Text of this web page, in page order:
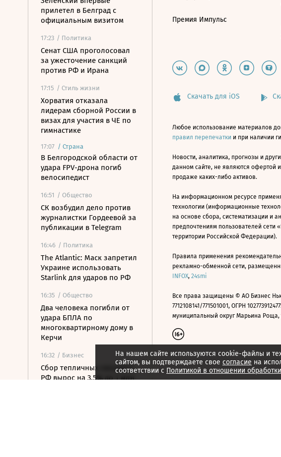
прилетел в Белград с
официальным визитом
17:23 / Политика
Сенат США проголосовал
за ужесточение санкций
против РФ и Ирана
17:15 / Стиль жизни
Хорватия отказала
лидерам сборной России в
визах для участия в ЧЕ по
гимнастике
17:07 / Страна
В Белгородской области от
удара FPV-дрона погиб
велосипедист
16:51 / Общество
СК возбудил дело против
журналистки Гордеевой за
публикации в Telegram
16:46 / Политика
The Atlantic: Маск запретил
Украине использовать
Starlink для ударов по РФ
16:35 / Общество
Два человека погибли от
удара БПЛА по
многоквартирному дому в
Керчи
16:32 / Бизнес
Сбор тепличных овощей в
РФ вырос на 3,5% до 1 млн
На нашем сайте используются cookie-файлы и
сайтом, вы подтверждаете свое согласие на
соответствии с Политикой в отношении
Премия Импульс
Скачать для iOS
Любое использование материалов
правил перепечатки и при наличии
Новости, аналитика, прогнозы и
данном сайте, не являются офертой
продаже каких-либо активов.
На информационном ресурсе
технологии (информационные
на основе сбора, систематизации и
предпочтениям пользователей сети
территории Российской Федерации).
Правила применения
рекламно-обменной сети,
INFOX, 24smi
Все права защищены © АО Бизнес
7712108141/771501001, ОГРН
муниципальный округ Марьина Роща,